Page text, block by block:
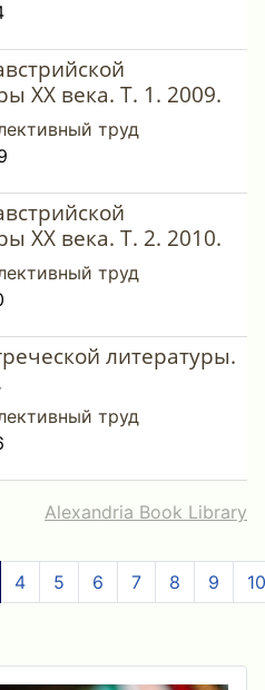
XX века. Т. 1. 2009.
труд
XX века. Т. 2. 2010.
труд
литературы.
труд
Alexandria Book Library
4 5 6 7 8 9 10